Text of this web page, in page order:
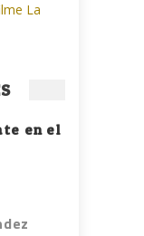
La
en el